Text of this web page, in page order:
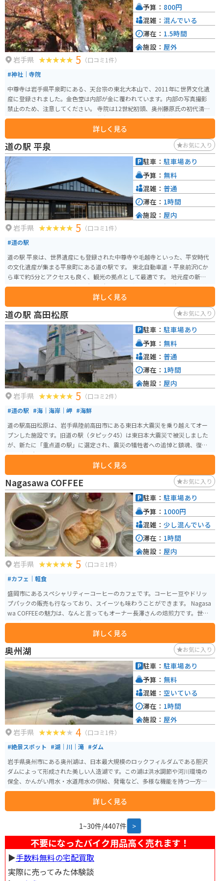
らバスで40分（雑賀崎遊園下車後、徒歩約15分）または南海和歌山市駅から
バスで40分の位置にあります。また、和歌山ICから車で約25分の距離にあ
り、駐車場も完備されています。道中は街灯も少なく、道路も広くないた
め、大きな車でのアクセスは注意が必要です。また、愛車撮影的なスポット
はなく、駐車場と展望台も少し離れているため、夜景をバックに撮影などは
難しいです。
岩手県 5 （口コミ1件）
#神社｜寺院
中尊寺は岩手県平泉町にある、天台宗の東北大本山で、2011年に世界文化遺
産に登録されました。金色堂は内部が金に覆われています。内部の写真撮影
禁止のため、注意してください。 寺院は12世紀初頭、奥州藤原氏の初代清衡
公によって建立され、多宝塔や二階大堂など多くの堂塔が造営されました。
その目的は、前九年役・後三年役という長い戦乱で亡くなった人々の霊を慰
め、仏国土を建築することでした。 14世紀に堂塔の多くは焼失しましたが、
金色堂をはじめとする3000点以上の国宝や重要文化財が現存し、東日本随一
の平安仏教美術の宝庫とされています。 中尊寺の表参道である月見坂は樹齢3
50～400年の杉が並び、その多くは江戸時代に伊達藩によって植樹されたも
のです。月見坂を登ると、本堂の手前左側に「弁慶堂」（正式には「愛宕
堂」とも呼ばれる）があり、武蔵坊弁慶の木像や弁慶と義経にまつわる像が
安置されています。 拝観時間は3月1日から11月3日までが8:30～17:00、11月
4日から2月末日までが8:30～16:30です。拝観料は大人800円、高校生500
円、中学生300円、小学生200円です。
詳しく見る
予算： 800円
混雑： 混んでいる
滞在： 1.5時間
施設： 屋外
道の駅 平泉 お気に入り
岩手県 5 （口コミ1件）
#道の駅
道の駅 平泉は、世界遺産にも登録された中尊寺や毛越寺といった、平安時代
の文化遺産が集まる平泉町にある道の駅です。 東北自動車道・平泉前沢ICか
ら車で約5分とアクセスも良く、観光の拠点として最適です。 地元産の新鮮な
野菜や果物が並ぶ農産物直売所や、岩手県産の南部鉄器や秀衡塗などの工芸
品を扱う物産館、平泉の郷土料理や麺類が味わえるレストランなどがありま
す。 バイクで訪れる場合、広い駐車場があるので安心して駐車できます。 平
泉は、金色堂で有名な中尊寺をはじめ、浄土庭園が美しい毛越寺など、歴史
的な建造物や庭園が多く残されています。 周辺には、柳之御所資料館や達谷
窟など、見どころもたくさんあります。 また、わんこそばやひっつみなどの
郷土料理もおすすめです。 平泉は、歴史と自然、食を満喫できる魅力的な観
光地です。
詳しく見る
駐車： 駐車場あり
予算： 無料
混雑： 普通
滞在： 1時間
施設： 屋内
道の駅 高田松原 お気に入り
岩手県 5 （口コミ2件）
#道の駅 #海｜海岸｜岬 #海鮮
道の駅高田松原は、岩手県陸前高田市にある東日本大震災を乗り越えてオー
プンした施設です。旧道の駅（タピック45）は東日本大震災で被災しました
が、新たに「重点道の駅」に選定され、震災の犠牲者への追悼と鎮魂、復興
への強い意志を国内外に向けて明確に示すことを目的として整備されまし
販売などを行っています。2019年9月22日に高田松原津波復興祈念公園内に
東日本大震災津波伝承館と併設してオープンしました。震災から8年半後の再
スタートとなり、お買い物ブースの隣にイートインスペースが設けられ、地
元食材を使った飲食店の食事を楽しむことができます。 震災の記憶を伝える
重要な場所でありながら、地域の復興と発展を象徴する施設として、多くの
人々に親しまれています。地元の特産品を購入できるだけでなく、震災の記
憶と復興の歩みを感じ取ることができます。広田湾を一望できる『海を望む
場』からの景色は圧巻です。海の広大さを味わうことができます。 駐車場は
広く整備されており、バイク用の駐車場もありますが、行楽シーズンは特に
混雑しています。朝焼け、夕焼けなど絶景を求めて、日中の混雑時間を外して
詳しく見る
駐車： 駐車場あり
予算： 無料
混雑： 普通
滞在： 1時間
施設： 屋内
Nagasawa COFFEE お気に入り
岩手県 5 （口コミ1件）
#カフェ｜軽食
盛岡市にあるスペシャリティーコーヒーのカフェです。コーヒー豆やドリッ
プパックの販売も行なっており、スイーツも味わうことができます。 Nagasa
wa COFFEEの魅力は、なんと言ってもオーナー長澤さんの焙煎力です。世界
へ影響を与えた20人に選ばれた方で、世界的にも有名な方です。また、コー
ヒー豆やスイーツは、時期によって入れ替わっていくのも、いつ行っても違
った楽しみ方ができます。盛岡駅からバスで10分ほど、徒歩20分程度でアク
セスも良いです。
詳しく見る
駐車： 駐車場あり
予算： 1000円
混雑： 少し混んでいる
滞在： 1時間
施設： 屋内
奥州湖 お気に入り
岩手県 4 （口コミ1件）
#絶景スポット #湖｜川｜滝 #ダム
岩手県奥州市にある奥州湖は、日本最大規模のロックフィルダムである胆沢
ダムによって形成された美しい人造湖です。この湖は洪水調節や河川環境の
保全、かんがい用水・水道用水の供給、発電など、多様な機能を持つ一方
で、観光スポットとしても人気があります。 奥州湖では、カヌーやカヤッ
ク、SUP（スタンドアップパドルボード）などのウォーターアクティビティを
楽しむことができます。初心者でもガイドが同乗するツアーがあるため、安
全に楽しむことができます。湖畔には「奥州湖交流館」があり、胆沢地域の
郷土や歴史、水に関わる文化について学ぶことができます。また、展望台か
らの眺望は絶景で、四季折々の風景が楽しめます。
詳しく見る
駐車： 駐車場あり
予算： 無料
混雑： 空いている
滞在： 1時間
施設： 屋外
1~30件/4407件 >
不要になったバイク用品高く売れます！
▶︎手数料無料の宅配買取
実際に売ってみた体験談